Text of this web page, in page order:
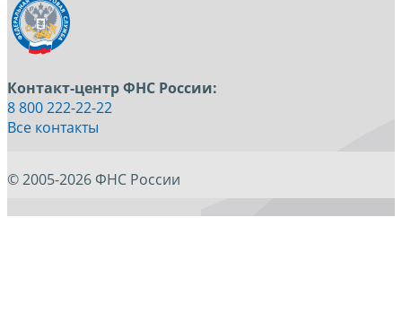
Контакт-центр ФНС России:
8 800 222-22-22
Все контакты
© 2005-2026 ФНС России